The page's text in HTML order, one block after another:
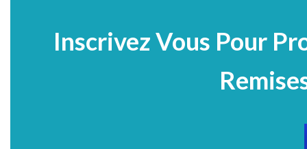
Inscrivez Vous Pour